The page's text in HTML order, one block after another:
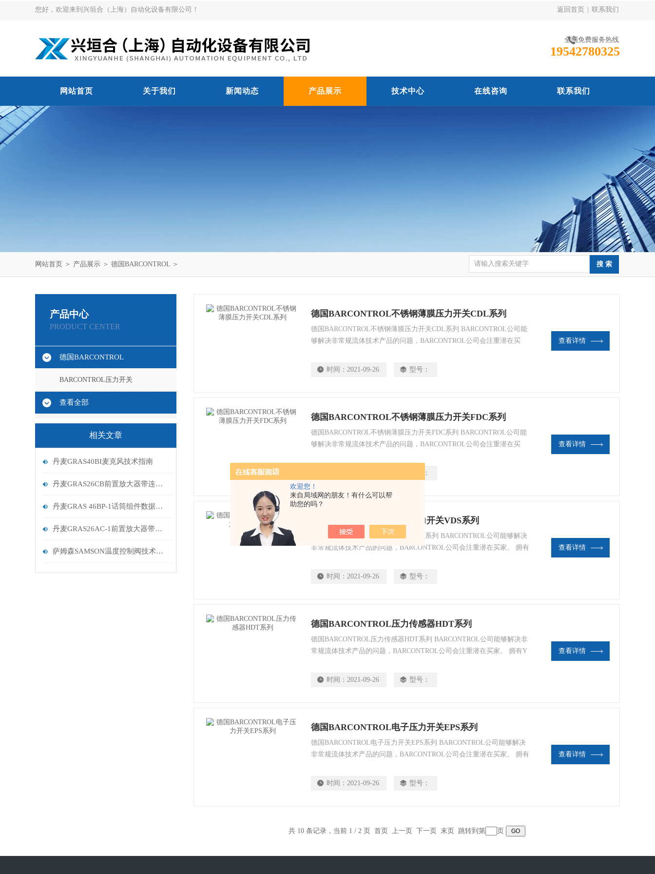
欢迎您！
来自局域网的朋友！有什么可以帮
助您的吗？
您好，欢迎来到兴垣合（上海）自动化设备有限公司！ 返回首页 联系我们
全国免费服务热线
19542780325
网站首页 关于我们 新闻动态 产品展示 技术中心 在线咨询 联系我们
网站首页 ＞ 产品展示 ＞ 德国BARCONTROL ＞
产品中心
PRODUCT CENTER
德国BARCONTROL
BARCONTROL压力开关
查看全部
相关文章
丹麦GRAS40BI麦克风技术指南
丹麦GRAS26CB前置放大器带连接器
丹麦GRAS 46BP-1话筒组件数据描述
丹麦GRAS26AC-1前置放大器带有微型连接器产品介绍描述
萨姆森SAMSON温度控制阀技术参数
德国BARCONTROL不锈钢薄膜压力开关CDL系列
德国BARCONTROL不锈钢薄膜压力开关CDL系列 BARCONTROL公司能
够解决非常规流体技术产品的问题，BARCONTROL公司会注重潜在买
为客户快速实现产品的想法。
时间： 2021-09-26 型号：
查看详情
德国BARCONTROL不锈钢薄膜压力开关FDC系列
德国BARCONTROL不锈钢薄膜压力开关FDC系列 BARCONTROL公司能
够解决非常规流体技术产品的问题，BARCONTROL公司会注重潜在买
型号：
查看详情
德国BARCONTROL真空压力开关VDS系列
德国BARCONTROL真空压力开关VDS系列 BARCONTROL公司能够解决
非常规流体技术产品的问题，BARCONTROL公司会注重潜在买家。 拥有
实现产品的想法。
时间： 2021-09-26 型号：
查看详情
德国BARCONTROL压力传感器HDT系列
德国BARCONTROL压力传感器HDT系列 BARCONTROL公司能够解决非
常规流体技术产品的问题，BARCONTROL公司会注重潜在买家。 拥有Y
实现产品的想法。
时间： 2021-09-26 型号：
查看详情
德国BARCONTROL电子压力开关EPS系列
德国BARCONTROL电子压力开关EPS系列 BARCONTROL公司能够解决
非常规流体技术产品的问题，BARCONTROL公司会注重潜在买家。 拥有
实现产品的想法。
时间： 2021-09-26 型号：
查看详情
共 10 条记录，当前 1 / 2 页 首页 上一页 下一页 末页 跳转到第 页